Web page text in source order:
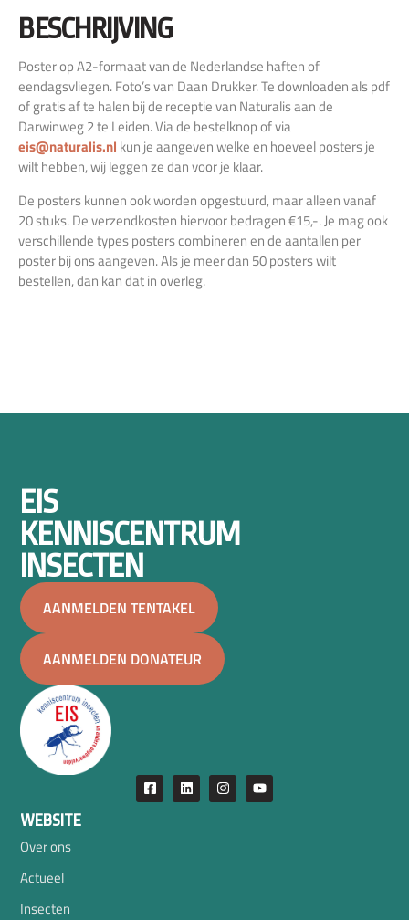
BESCHRIJVING
Poster op A2-formaat van de Nederlandse haften of
eendagsvliegen. Foto’s van Daan Drukker. Te downloaden als pdf
of gratis af te halen bij de receptie van Naturalis aan de
Darwinweg 2 te Leiden. Via de bestelknop of via
eis@naturalis.nl kun je aangeven welke en hoeveel posters je
wilt hebben, wij leggen ze dan voor je klaar.
De posters kunnen ook worden opgestuurd, maar alleen vanaf
20 stuks. De verzendkosten hiervoor bedragen €15,-. Je mag ook
verschillende types posters combineren en de aantallen per
poster bij ons aangeven. Als je meer dan 50 posters wilt
bestellen, dan kan dat in overleg.
EIS
KENNISCENTRUM
INSECTEN
AANMELDEN TENTAKEL
AANMELDEN DONATEUR
WEBSITE
Over ons
Actueel
Insecten